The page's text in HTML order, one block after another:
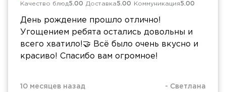
Качество блюд5.00 Доставка5.00 Коммуникация5.00
День рождение прошло отлично!
Угощением ребята остались довольны и
всего хватило!🤝 Всё было очень вкусно и
красиво! Спасибо вам огромное!
10 месяцев назад - Светлана